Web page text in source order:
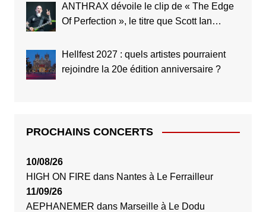
ANTHRAX dévoile le clip de « The Edge
Of Perfection », le titre que Scott Ian
l’histoire du groupe
Hellfest 2027 : quels artistes pourraient
rejoindre la 20e édition anniversaire ?
PROCHAINS CONCERTS
10/08/26
HIGH ON FIRE dans Nantes à Le Ferrailleur
11/09/26
AEPHANEMER dans Marseille à Le Dodu